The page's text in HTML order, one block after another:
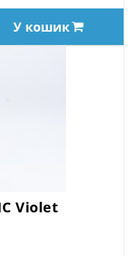
У кошик
Violet